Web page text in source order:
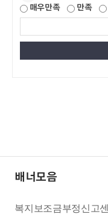
매우만족 만족
배너모음
지보조금부정신고센터